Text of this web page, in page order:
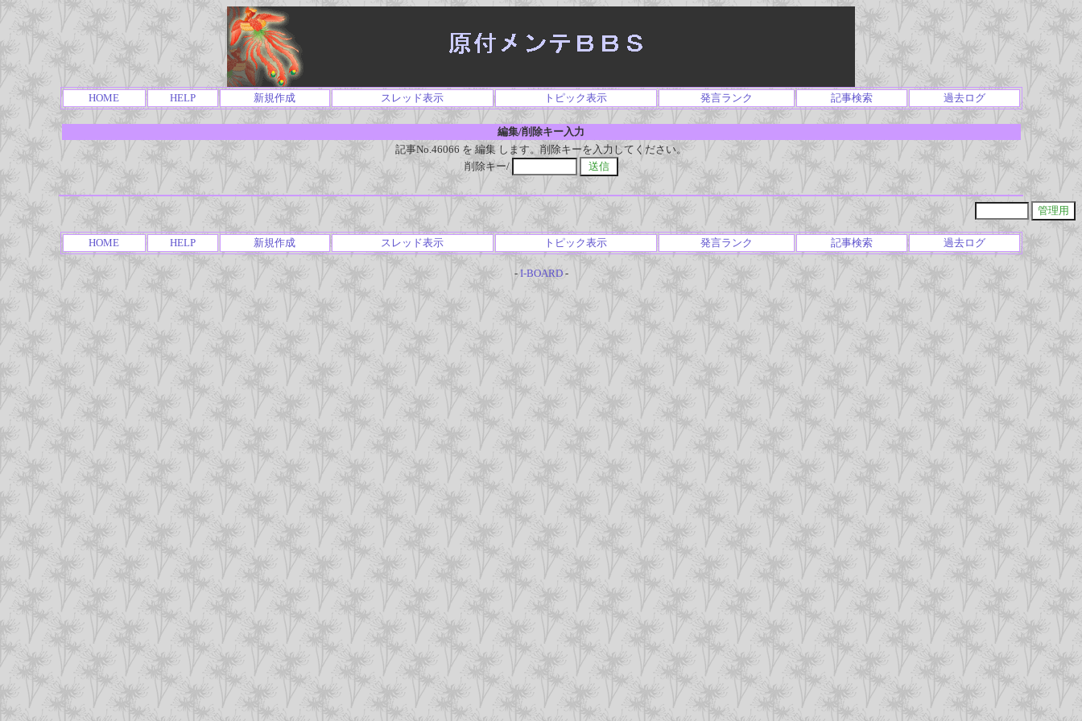
HOME HELP 新規作成 スレッド表示 トピック表示 発言ランク 記事検索 過去ログ
編集/削除キー入力
記事No.46066 を 編集 します。削除キーを入力してください。
削除キー/
HOME HELP 新規作成 スレッド表示 トピック表示 発言ランク 記事検索 過去ログ
- I-BOARD-